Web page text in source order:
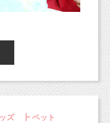
り）をご注文いただい
お選びいただいてお
ズ ┣ ペット